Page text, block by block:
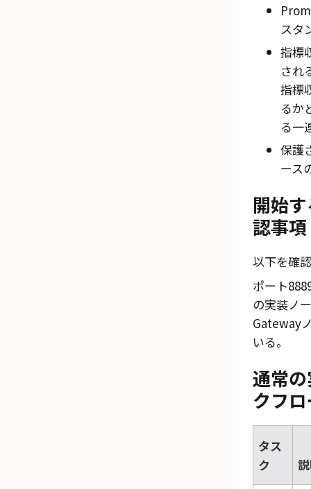
スタ
指標
され
指標
るか
る一
保護
ース
開始
認事項
以下を確
ポート
の実装ノ
Gateway
いる。
通常
クフ
タス
ク